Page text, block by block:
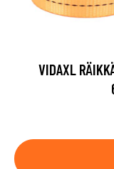
VIDAXL